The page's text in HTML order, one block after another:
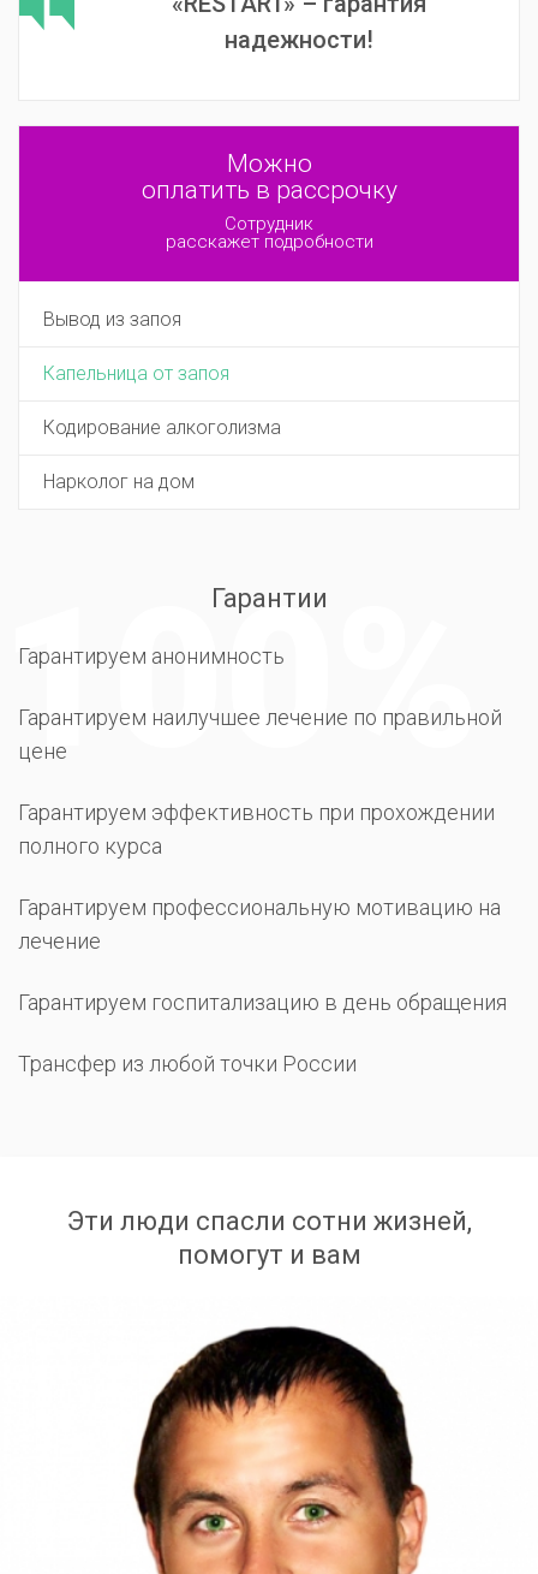
надежности!
Можно
оплатить в рассрочку
Сотрудник
расскажет подробности
Вывод из запоя
Капельница от запоя
Кодирование алкоголизма
Нарколог на дом
Гарантии
Гарантируем анонимность
Гарантируем наилучшее лечение по правильной
цене
Гарантируем эффективность при прохождении
полного курса
Гарантируем профессиональную мотивацию на
лечение
Гарантируем госпитализацию в день обращения
Трансфер из любой точки России
Эти люди спасли сотни жизней,
помогут и вам